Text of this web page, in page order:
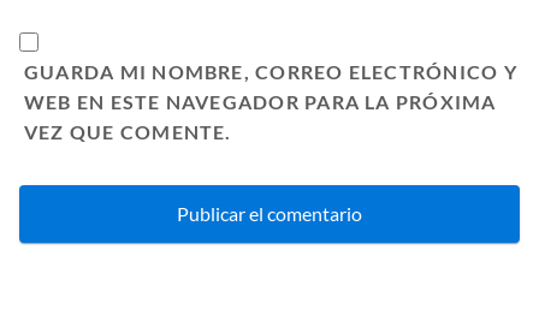
GUARDA MI NOMBRE, CORREO ELECTRÓNICO Y
WEB EN ESTE NAVEGADOR PARA LA PRÓXIMA
VEZ QUE COMENTE.